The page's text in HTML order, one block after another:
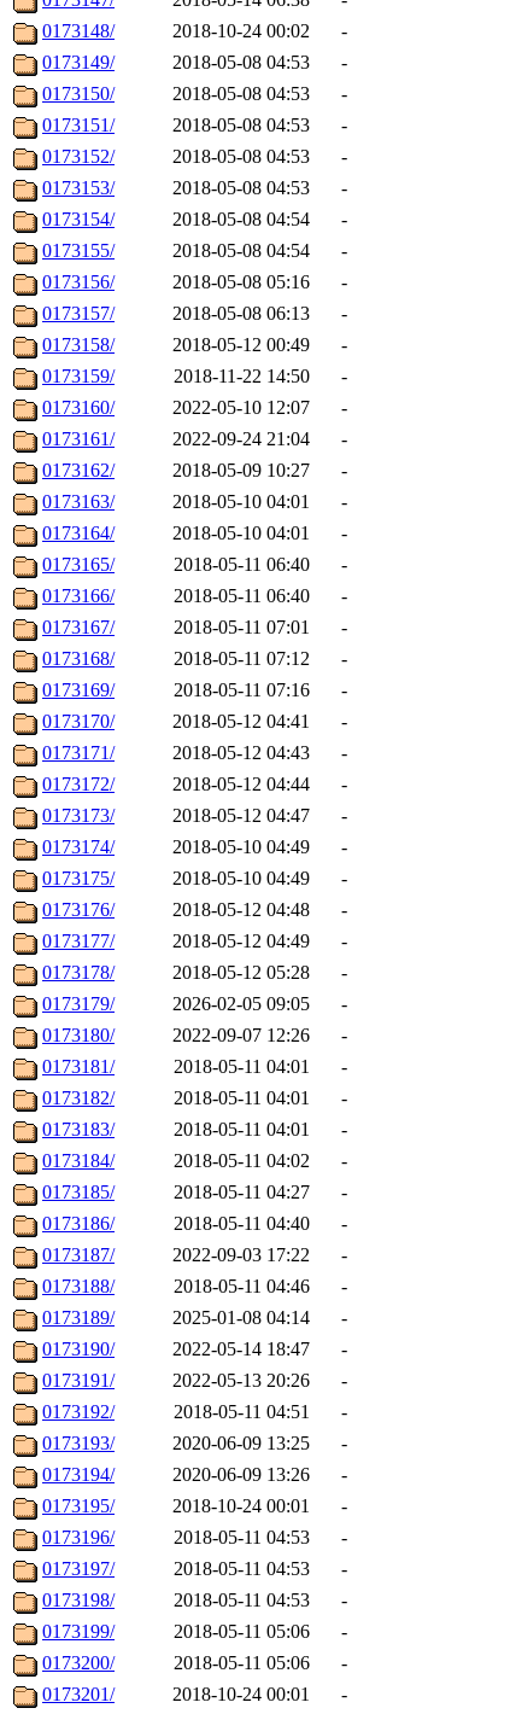
0173148/
2018-10-24 00:02
-
0173149/
2018-05-08 04:53
-
0173150/
2018-05-08 04:53
-
0173151/
2018-05-08 04:53
-
0173152/
2018-05-08 04:53
-
0173153/
2018-05-08 04:53
-
0173154/
2018-05-08 04:54
-
0173155/
2018-05-08 04:54
-
0173156/
2018-05-08 05:16
-
0173157/
2018-05-08 06:13
-
0173158/
2018-05-12 00:49
-
0173159/
2018-11-22 14:50
-
0173160/
2022-05-10 12:07
-
0173161/
2022-09-24 21:04
-
0173162/
2018-05-09 10:27
-
0173163/
2018-05-10 04:01
-
0173164/
2018-05-10 04:01
-
0173165/
2018-05-11 06:40
-
0173166/
2018-05-11 06:40
-
0173167/
2018-05-11 07:01
-
0173168/
2018-05-11 07:12
-
0173169/
2018-05-11 07:16
-
0173170/
2018-05-12 04:41
-
0173171/
2018-05-12 04:43
-
0173172/
2018-05-12 04:44
-
0173173/
2018-05-12 04:47
-
0173174/
2018-05-10 04:49
-
0173175/
2018-05-10 04:49
-
0173176/
2018-05-12 04:48
-
0173177/
2018-05-12 04:49
-
0173178/
2018-05-12 05:28
-
0173179/
2026-02-05 09:05
-
0173180/
2022-09-07 12:26
-
0173181/
2018-05-11 04:01
-
0173182/
2018-05-11 04:01
-
0173183/
2018-05-11 04:01
-
0173184/
2018-05-11 04:02
-
0173185/
2018-05-11 04:27
-
0173186/
2018-05-11 04:40
-
0173187/
2022-09-03 17:22
-
0173188/
2018-05-11 04:46
-
0173189/
2025-01-08 04:14
-
0173190/
2022-05-14 18:47
-
0173191/
2022-05-13 20:26
-
0173192/
2018-05-11 04:51
-
0173193/
2020-06-09 13:25
-
0173194/
2020-06-09 13:26
-
0173195/
2018-10-24 00:01
-
0173196/
2018-05-11 04:53
-
0173197/
2018-05-11 04:53
-
0173198/
2018-05-11 04:53
-
0173199/
2018-05-11 05:06
-
0173200/
2018-05-11 05:06
-
0173201/
2018-10-24 00:01
-